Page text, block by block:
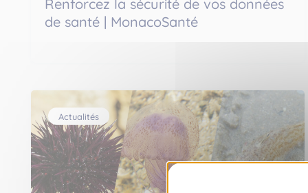
Renforcez la sécurité de vos données
de santé | MonacoSanté
Actualités